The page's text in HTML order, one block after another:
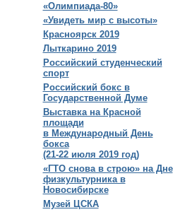
«Олимпиада-80»
«Увидеть мир с высоты»
Красноярск 2019
Лыткарино 2019
Российский студенческий
спорт
Российский бокс в
Государственной Думе
Выставка на Красной
площади
в Международный День
бокса
(21-22 июля 2019 год)
«ГТО снова в строю» на Дне
физкультурника в
Новосибирске
Музей ЦСКА